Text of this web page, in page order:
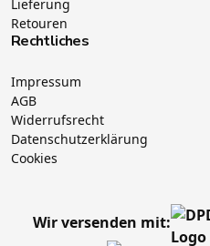
Lieferung
Retouren
Rechtliches
Impressum
AGB
Widerrufsrecht
Datenschutzerklärung
Cookies
Wir versenden mit: